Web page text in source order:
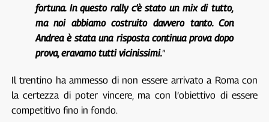
fortuna. In questo rally c’è stato un mix di tutto,
ma noi abbiamo costruito davvero tanto. Con
Andrea è stata una risposta continua prova dopo
prova, eravamo tutti vicinissimi.”
Il trentino ha ammesso di non essere arrivato a Roma con
la certezza di poter vincere, ma con l’obiettivo di essere
competitivo fino in fondo.